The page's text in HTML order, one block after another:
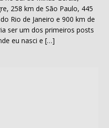
258 km de São Paulo, 445
Rio de Janeiro e 900 km de
ser um dos primeiros posts
eu nasci e […]